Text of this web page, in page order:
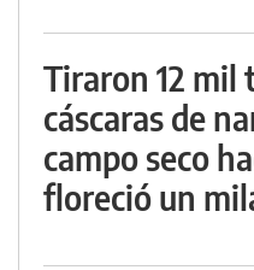
Tiraron 12 mil
cáscaras de
campo seco
floreció un